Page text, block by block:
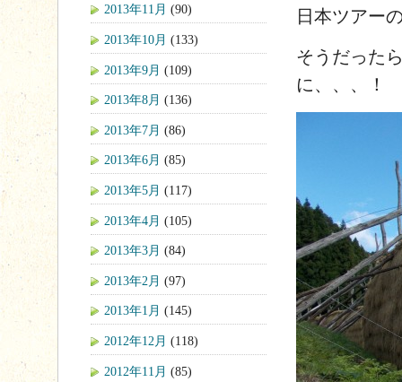
日本ツアー
そうだった
に、、、！
2013年11月 (90)
2013年10月 (133)
2013年9月 (109)
2013年8月 (136)
2013年7月 (86)
2013年6月 (85)
2013年5月 (117)
2013年4月 (105)
2013年3月 (84)
2013年2月 (97)
2013年1月 (145)
2012年12月 (118)
2012年11月 (85)